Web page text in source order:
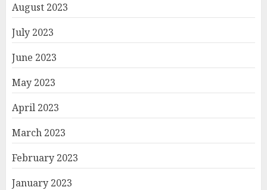
August 2023
July 2023
June 2023
May 2023
April 2023
March 2023
February 2023
January 2023